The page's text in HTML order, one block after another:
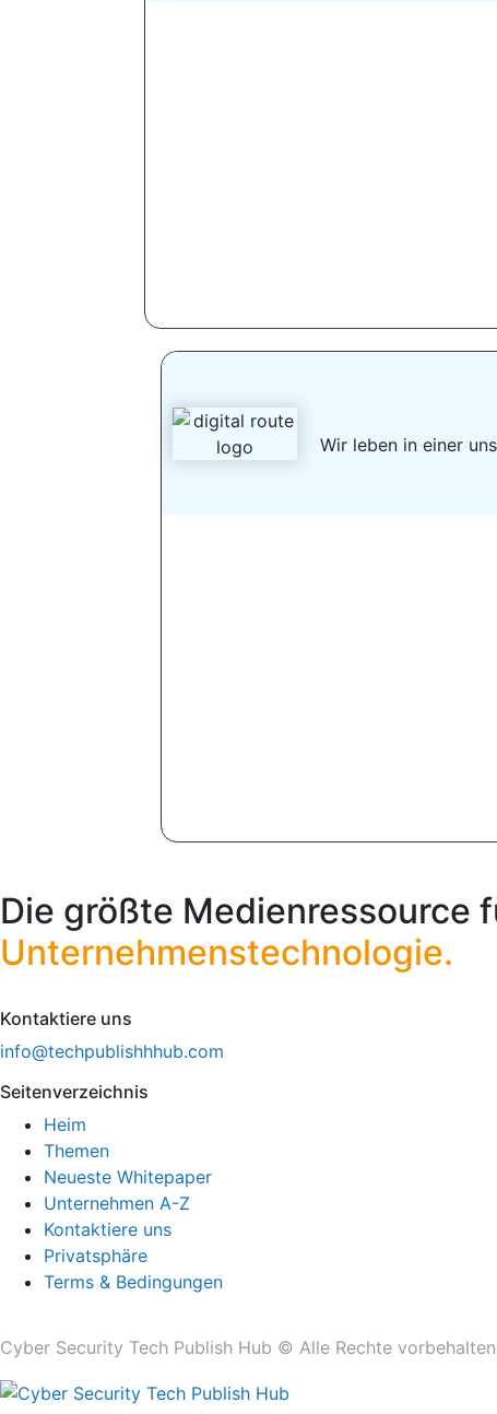
Wir leben in einer
Die größte Medienressource
Unternehmenstechnologie.
Kontaktiere uns
info@techpublishhhub.com
Seitenverzeichnis
Heim
Themen
Neueste Whitepaper
Unternehmen A-Z
Kontaktiere uns
Privatsphäre
Terms & Bedingungen
Cyber ​​Security Tech Publish Hub © Alle Rechte